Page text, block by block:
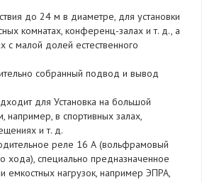
до 24 м в диаметре, для установки
комнатах, конференц-залах и т. д., а
с малой долей естественного
собранный подвод и вывод
для Установка на большой
например, в спортивных залах,
и т. д.
реле 16 А (вольфрамовый
хода), специально предназначенное
емкостных нагрузок, например ЭПРА,